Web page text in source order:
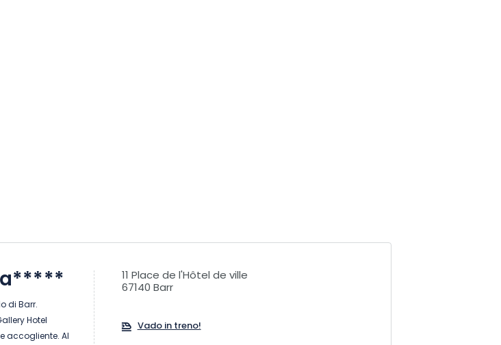
di Barr.
Hotel
accogliente. Al
11 Place de l'Hôtel de ville
67140 Barr
Vado in treno!